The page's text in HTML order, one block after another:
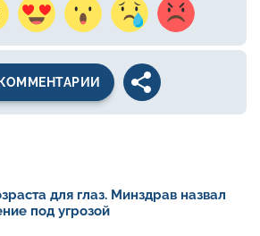
КОММЕНТАРИИ
для глаз. Минздрав назвал
под угрозой